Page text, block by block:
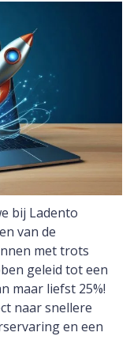
bij Ladento
van de
met trots
geleid tot een
maar liefst 25%!
naar snellere
en een